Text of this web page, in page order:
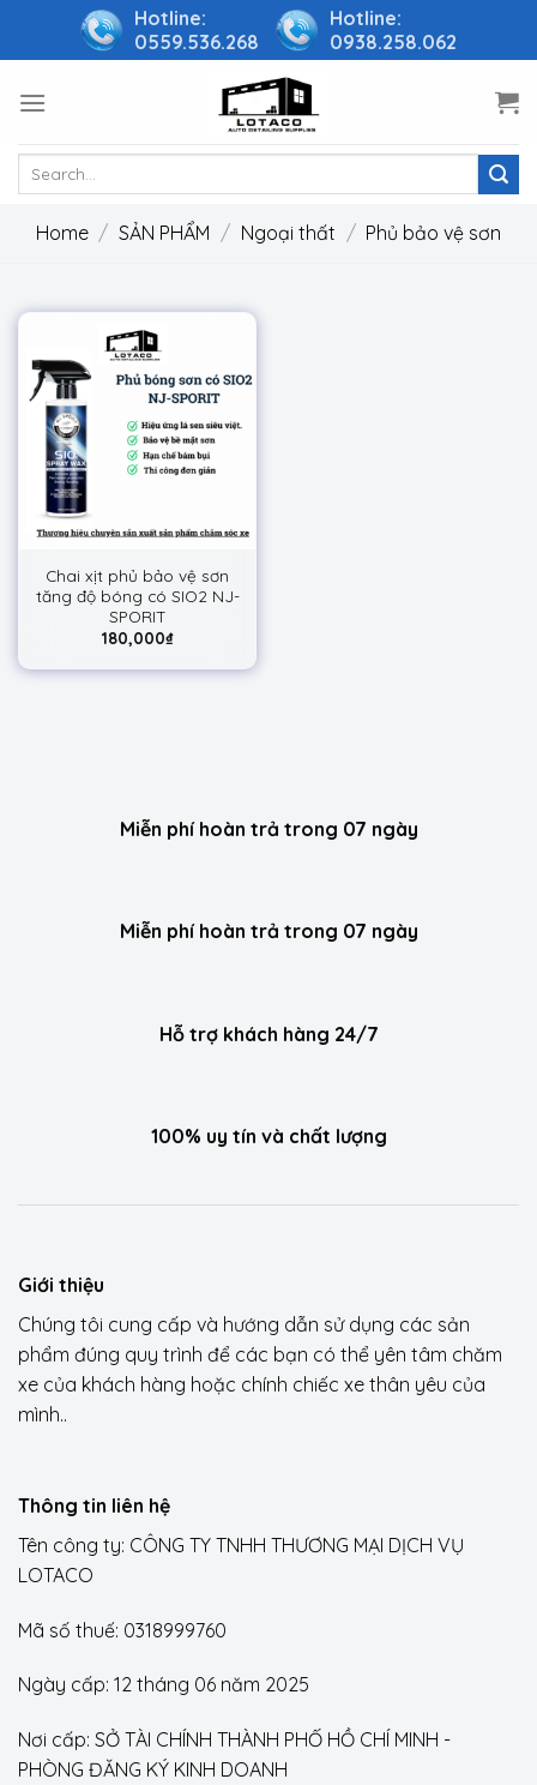
Hotline:
0559.536.268
Hotline:
0938.258.062
Home / SẢN PHẨM / Ngoại thất / Phủ bảo vệ sơn
Chai xịt phủ bảo vệ sơn
tăng độ bóng có SIO2 NJ-
SPORIT
180,000₫
Miễn phí hoàn trả trong 07 ngày
Miễn phí hoàn trả trong 07 ngày
Hỗ trợ khách hàng 24/7
100% uy tín và chất lượng
Giới thiệu
Chúng tôi cung cấp và hướng dẫn sử dụng các sản
phẩm đúng quy trình để các bạn có thể yên tâm chăm
xe của khách hàng hoặc chính chiếc xe thân yêu của
mình..
Thông tin liên hệ
Tên công ty: CÔNG TY TNHH THƯƠNG MẠI DỊCH VỤ
LOTACO
Mã số thuế: 0318999760
Ngày cấp: 12 tháng 06 năm 2025
Nơi cấp: SỞ TÀI CHÍNH THÀNH PHỐ HỒ CHÍ MINH -
PHÒNG ĐĂNG KÝ KINH DOANH